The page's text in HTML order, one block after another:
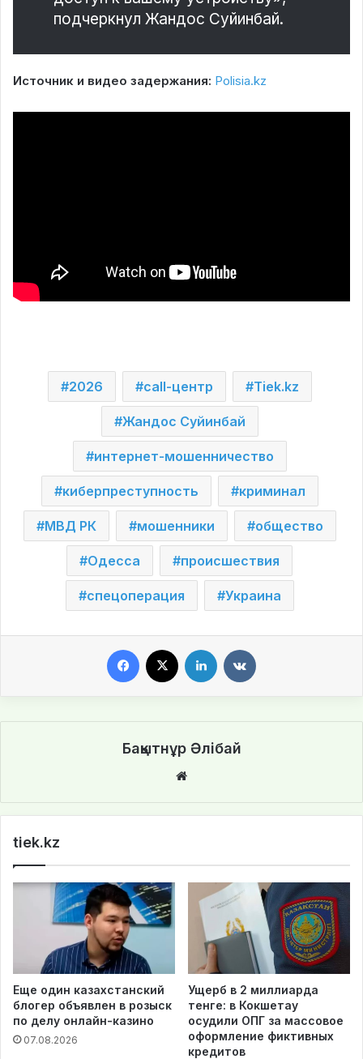
подчеркнул Жандос Суйинбай.
Источник и видео задержания: Polisia.kz
2026 call-центр Tiek.kz
Жандос Суйинбай
интернет-мошенничество
киберпреступность криминал
МВД РК мошенники общество
Одесса происшествия
спецоперация Украина
Бақытнұр Әлібай
te
tiek.kz
Еще один казахстанский
блогер объявлен в розыск
по делу онлайн-казино
07.08.2026
Ущерб в 2 миллиарда
тенге: в Кокшетау
осудили ОПГ за массовое
оформление фиктивных
кредитов